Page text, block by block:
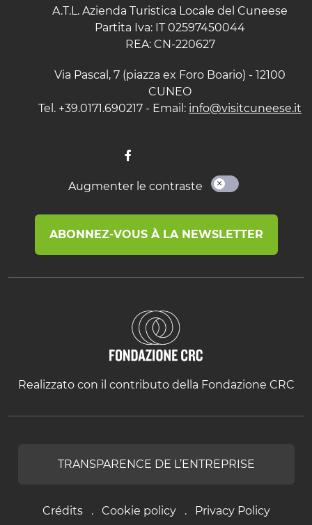
A.T.L. Azienda Turistica Locale del Cuneese
Partita Iva: IT 02597450044
REA: CN-220627
Via Pascal, 7 (piazza ex Foro Boario) - 12100
CUNEO
Tel. +39.0171.690217 - Email: info@visitcuneese.it
Augmenter le contraste
ABONNEZ-VOUS À LA NEWSLETTER
Realizzato con il contributo della Fondazione CRC
Crédits Cookie policy Privacy Policy
TRANSPARENCE DE L’ENTREPRISE